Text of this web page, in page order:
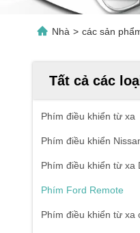
Nhà > các sản
Tất cả các
Phím điều khiển từ xa
Phím điều khiển
Phím điều khiển từ xa
Phím Ford Remote
Phím điều khiển từ xa